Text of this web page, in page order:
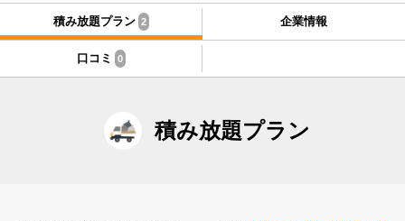
積み放題プラン 2 企業情報
口コミ 0
積み放題プラン